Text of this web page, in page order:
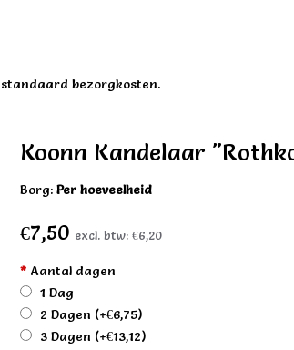
bezorgkosten.
Koonn Kandelaar
Borg:Per hoeveelheid
€7,50 excl. btw:€6,20
* Aantal dagen
1 Dag
2 Dagen (+€6,75)
3 Dagen (+€13,12)